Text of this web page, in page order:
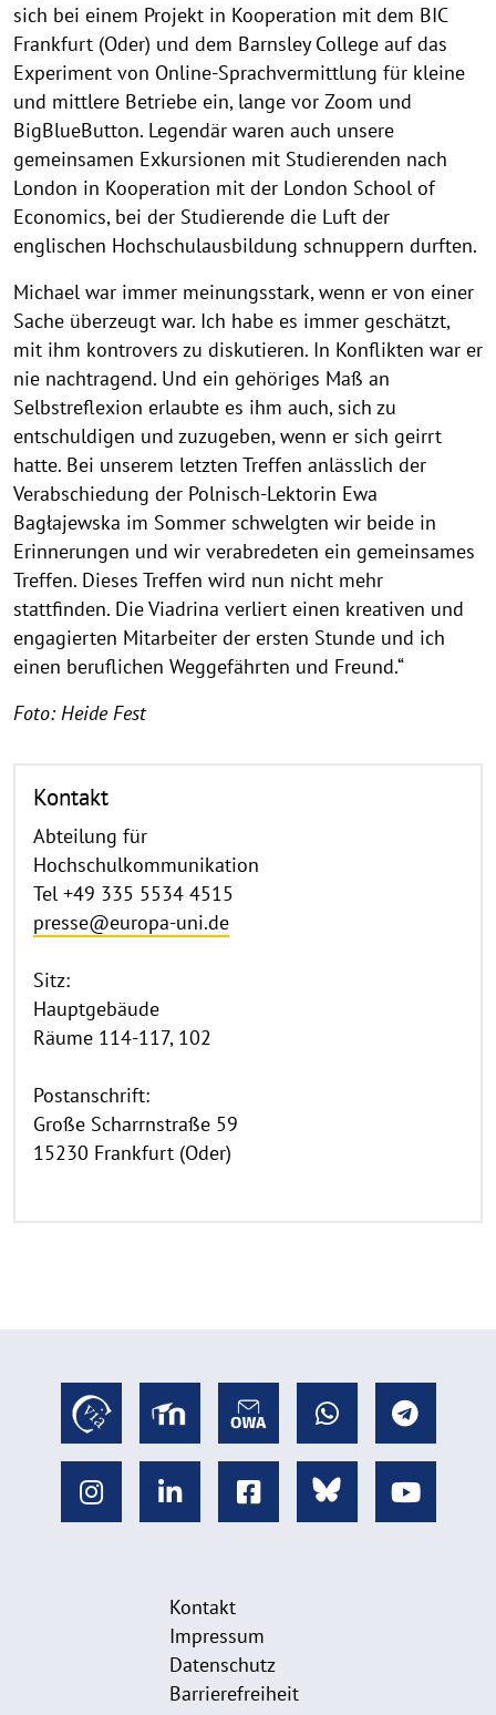
sich bei einem Projekt in Kooperation mit dem BIC
Frankfurt (Oder) und dem Barnsley College auf das
Experiment von Online-Sprachvermittlung für kleine
und mittlere Betriebe ein, lange vor Zoom und
BigBlueButton. Legendär waren auch unsere
gemeinsamen Exkursionen mit Studierenden nach
London in Kooperation mit der London School of
Economics, bei der Studierende die Luft der
englischen Hochschulausbildung schnuppern durften.
Michael war immer meinungsstark, wenn er von einer
Sache überzeugt war. Ich habe es immer geschätzt,
mit ihm kontrovers zu diskutieren. In Konflikten war er
nie nachtragend. Und ein gehöriges Maß an
Selbstreflexion erlaubte es ihm auch, sich zu
entschuldigen und zuzugeben, wenn er sich geirrt
hatte. Bei unserem letzten Treffen anlässlich der
Verabschiedung der Polnisch-Lektorin Ewa
Bagłajewska im Sommer schwelgten wir beide in
Erinnerungen und wir verabredeten ein gemeinsames
Treffen. Dieses Treffen wird nun nicht mehr
stattfinden. Die Viadrina verliert einen kreativen und
engagierten Mitarbeiter der ersten Stunde und ich
einen beruflichen Weggefährten und Freund.“
Foto: Heide Fest
Kontakt
Abteilung für
Hochschulkommunikation
Tel +49 335 5534 4515
presse@europa-uni.de
Sitz:
Hauptgebäude
Räume 114-117, 102
Postanschrift:
Große Scharrnstraße 59
15230 Frankfurt (Oder)
Kontakt
Impressum
Datenschutz
Barrierefreiheit